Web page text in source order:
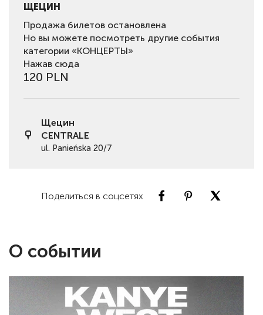
ЩЕЦИН
Продажа билетов остановлена
Но вы можете посмотреть другие события
категории «КОНЦЕРТЫ»
Нажав сюда
120 PLN
Щецин
CENTRALE
ul. Panieńska 20/7
Поделиться в соцсетях
О событии